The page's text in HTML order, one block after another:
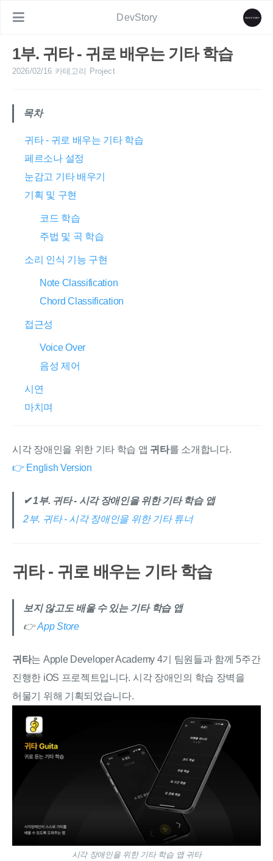
DevStory
1부. 귀타 - 귀로 배우는 기타 학습
2026/02/16 카테고리 Project
목차
귀타 - 귀로 배우는 기타 학습
페르소나 설정
눈감고 기타 배우기
기획 및 구현
코드 학습
주법 및 곡 학습
소리 인식 기능 구현
Note Classification
Chord Classification
접근성
Voice Over
음성 제어
시연
마치며
시각 장애인을 위한 기타 학습 앱 귀타를 소개합니다.
👉 English Version
✔︎ 1부. 귀타 - 시각 장애인을 위한 기타 학습 앱
2부. 귀타 - 시각 장애인을 위한 기타 튜너
귀타 - 귀로 배우는 기타 학습
보지 않고도 배울 수 있는 기타 학습 앱
👉App Store
귀타는 Apple Developer Academy 4기 팀원들과 함께 5주간
진행한 iOS 프로젝트입니다. 시각 장애인의 학습 장벽을
허물기 위해 기획되었습니다.
시각 장애인을 위한 기타 학습 앱 귀타